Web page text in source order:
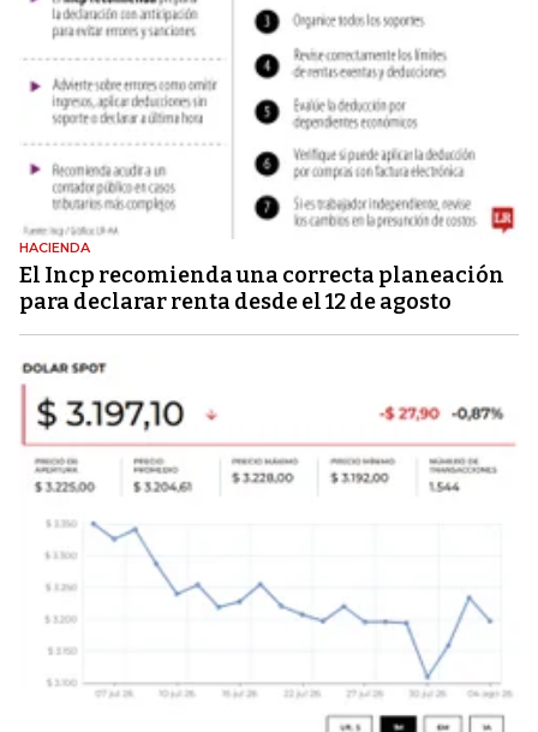
HACIENDA
El Incp recomienda una correcta planeación
para declarar renta desde el 12 de agosto